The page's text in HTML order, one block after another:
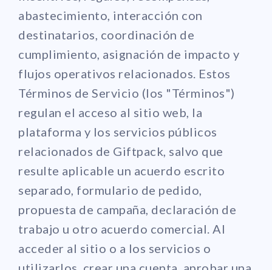
abastecimiento, interacción con
destinatarios, coordinación de
cumplimiento, asignación de impacto y
flujos operativos relacionados. Estos
Términos de Servicio (los "Términos")
regulan el acceso al sitio web, la
plataforma y los servicios públicos
relacionados de Giftpack, salvo que
resulte aplicable un acuerdo escrito
separado, formulario de pedido,
propuesta de campaña, declaración de
trabajo u otro acuerdo comercial. Al
acceder al sitio o a los servicios o